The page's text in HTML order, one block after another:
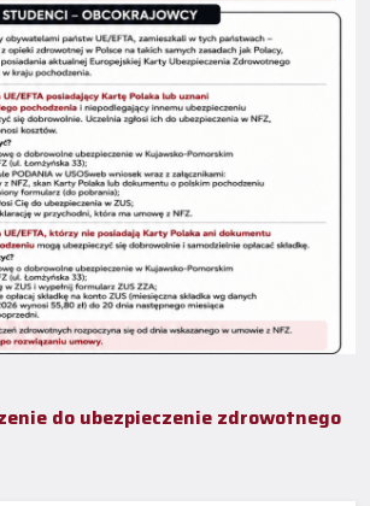
do ubezpieczenie zdrowotnego